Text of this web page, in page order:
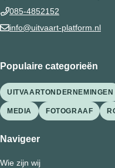
085-4852152
info@uitvaart-platform.nl
Populaire categorieën
UITVAARTONDERNEMINGEN
MEDIA FOTOGRAAF
Navigeer
Wie zijn wij